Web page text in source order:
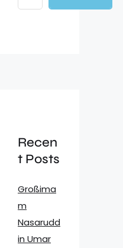
Recen
t Posts
Großima
m
Nasarudd
in Umar